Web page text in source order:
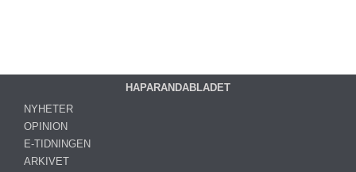
HAPARANDABLADET
NYHETER
OPINION
E-TIDNINGEN
ARKIVET